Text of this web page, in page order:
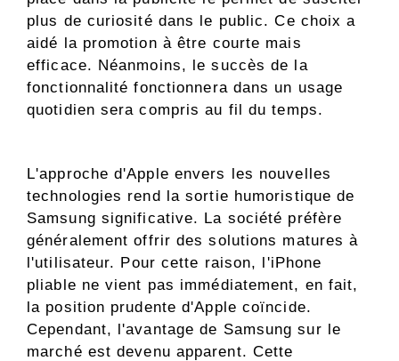
plus de curiosité dans le public. Ce choix a
aidé la promotion à être courte mais
efficace. Néanmoins, le succès de la
fonctionnalité fonctionnera dans un usage
quotidien sera compris au fil du temps.
L'approche d'Apple envers les nouvelles
technologies rend la sortie humoristique de
Samsung significative. La société préfère
généralement offrir des solutions matures à
l'utilisateur. Pour cette raison, l'iPhone
pliable ne vient pas immédiatement, en fait,
la position prudente d'Apple coïncide.
Cependant, l'avantage de Samsung sur le
marché est devenu apparent. Cette